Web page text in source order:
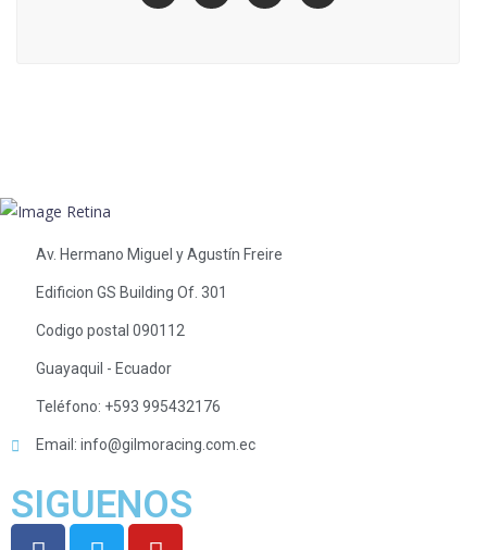
Av. Hermano Miguel y Agustín Freire
Edificion GS Building Of. 301
Codigo postal 090112
Guayaquil - Ecuador
Teléfono: +593 995432176
Email: info@gilmoracing.com.ec
SIGUENOS